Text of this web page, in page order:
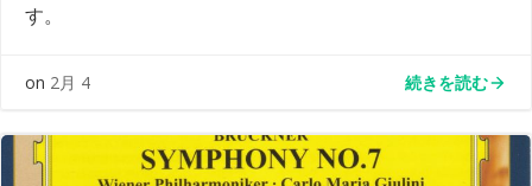
す。
on 2月 4 続きを読む